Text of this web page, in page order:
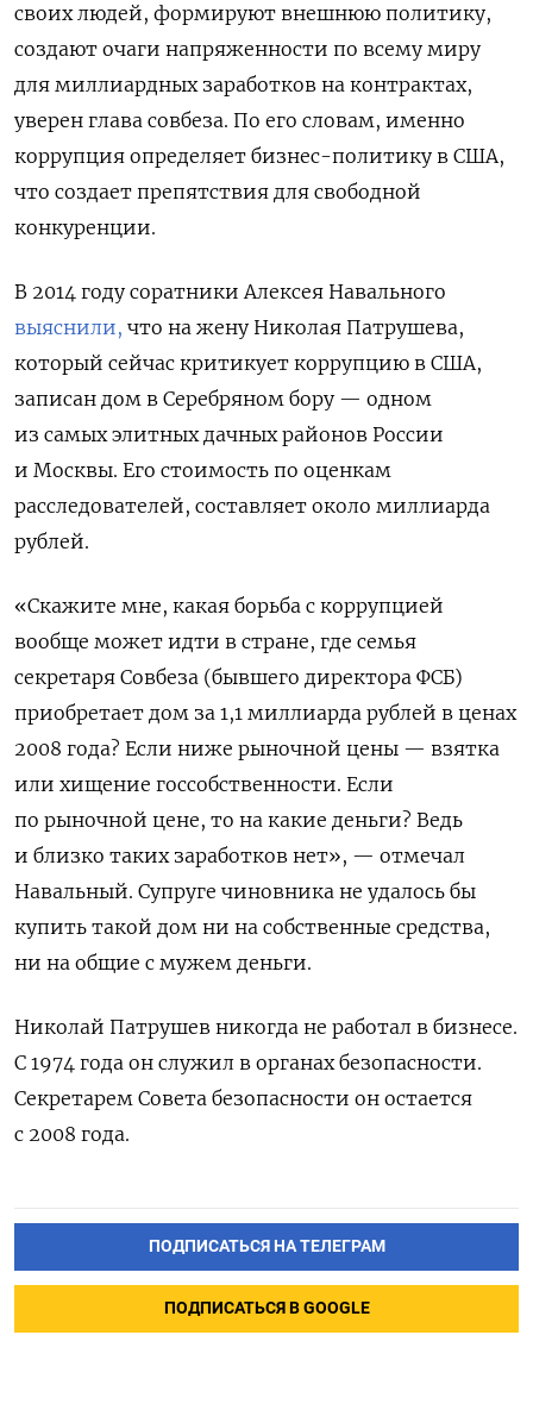
своих людей, формируют внешнюю политику,
создают очаги напряженности по всему миру
для миллиардных заработков на контрактах,
уверен глава совбеза. По его словам, именно
коррупция определяет бизнес-политику в США,
что создает препятствия для свободной
конкуренции.
В 2014 году соратники Алексея Навального
выяснили, что на жену Николая Патрушева,
который сейчас критикует коррупцию в США,
записан дом в Серебряном бору — одном
из самыхэлитных дачных районов России
и Москвы. Его стоимость по оценкам
расследователей, составляет около миллиарда
рублей.
«Скажите мне, какая борьба с коррупцией
вообще может идти в стране, где семья
секретаря Совбеза (бывшего директора ФСБ)
приобретает дом за 1,1 миллиарда рублей в ценах
2008 года? Если ниже рыночной цены — взятка
или хищение госсобственности. Если
по рыночной цене, то на какие деньги? Ведь
и близко таких заработков нет», — отмечал
Навальный. Супруге чиновника не удалось бы
купить такой дом ни на собственные средства,
ни на общие с мужем деньги.
Николай Патрушев никогда не работал в бизнесе.
С 1974 года он служил в органах безопасности.
Секретарем Совета безопасности он остается
с 2008 года.
ПОДПИСАТЬСЯ НА ТЕЛЕГРАМ
ПОДПИСАТЬСЯ В GOOGLE